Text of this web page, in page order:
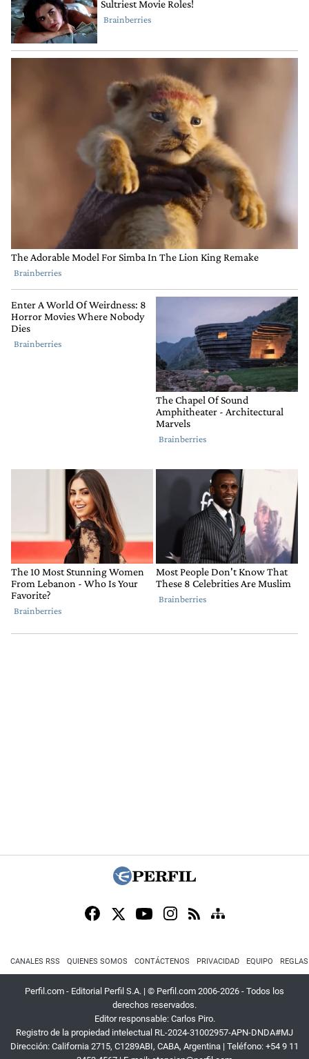
CANALES RSS QUIENES SOMOS CONTÁCTENOS PRIVACIDAD EQUIPO
Perfil.com - Editorial Perfil S.A. | © Perfil.com 2006-2026 - Todos los
derechos reservados.
Editor responsable: Carlos Piro.
Registro de la propiedad intelectual RL-2024-31002957-APN-DNDA#MJ
Dirección: California 2715, C1289ABI, CABA, Argentina | Teléfono: +54 9 11